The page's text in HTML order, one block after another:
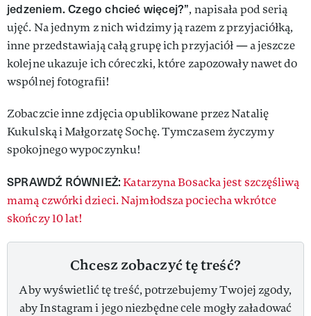
jedzeniem. Czego chcieć więcej?”, napisała pod serią
ujęć. Na jednym z nich widzimy ją razem z przyjaciółką,
inne przedstawiają całą grupę ich przyjaciół — a jeszcze
kolejne ukazuje ich córeczki, które zapozowały nawet do
wspólnej fotografii!
Zobaczcie inne zdjęcia opublikowane przez Natalię
Kukulską i Małgorzatę Sochę. Tymczasem życzymy
spokojnego wypoczynku!
SPRAWDŹ RÓWNIEŻ: Katarzyna Bosacka jest szczęśliwą
mamą czwórki dzieci. Najmłodsza pociecha wkrótce
skończy 10 lat!
Chcesz zobaczyć tę treść?
Aby wyświetlić tę treść, potrzebujemy Twojej zgody,
aby Instagram i jego niezbędne cele mogły załadować